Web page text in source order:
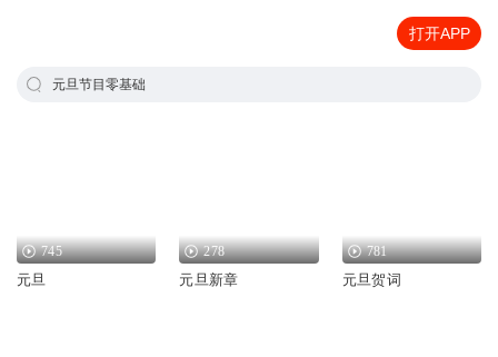
打开APP
元旦节目零基础
745
元旦
278
元旦新章
781
元旦贺词